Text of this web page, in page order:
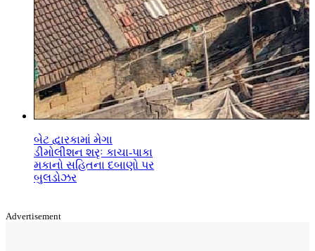
બેટ દ્વારકામાં મેગા
ડીમોલીશન શરૃઃ કાચા-પાકા
મકાનો સહિતના દબાણો પર
બુલડોઝર
Advertisement